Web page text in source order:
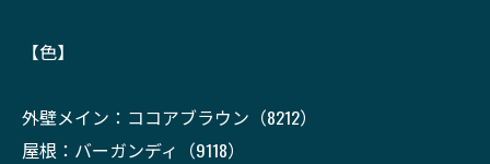
【色】
外壁メイン：ココアブラウン（8212）
屋根：バーガンディ（9118）